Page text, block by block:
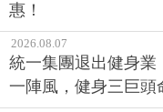
惠！
2026.08.07
統一集團退出健身業
一陣風，健身三巨頭